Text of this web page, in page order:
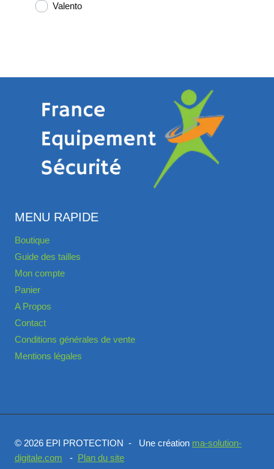
Valento
MENU RAPIDE
Boutique
Guide des tailles
Mon compte
Panier
A Propos
Contact
Conditions générales de vente
Mentions légales
© 2026 EPI PROTECTION - Une création ma-solution-
digitale.com - Plan du site